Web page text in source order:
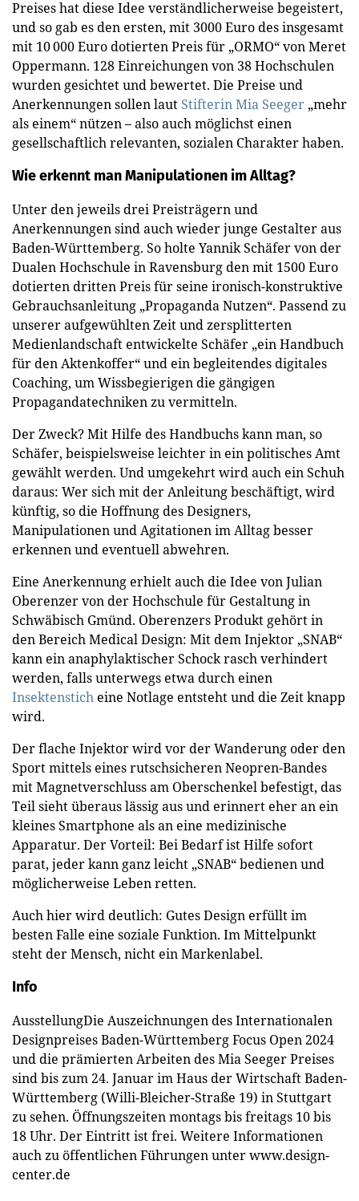
Preises hat diese Idee verständlicherweise begeistert,
und so gab es den ersten, mit 3000 Euro des insgesamt
mit 10 000 Euro dotierten Preis für „ORMO“ von Meret
Oppermann. 128 Einreichungen von 38 Hochschulen
wurden gesichtet und bewertet. Die Preise und
Anerkennungen sollen laut Stifterin Mia Seeger „mehr
als einem“ nützen – also auch möglichst einen
gesellschaftlich relevanten, sozialen Charakter haben.
Wie erkennt man Manipulationen im Alltag?
Unter den jeweils drei Preisträgern und
Anerkennungen sind auch wieder junge Gestalter aus
Baden-Württemberg. So holte Yannik Schäfer von der
Dualen Hochschule in Ravensburg den mit 1500 Euro
dotierten dritten Preis für seine ironisch-konstruktive
Gebrauchsanleitung „Propaganda Nutzen“. Passend zu
unserer aufgewühlten Zeit und zersplitterten
Medienlandschaft entwickelte Schäfer „ein Handbuch
für den Aktenkoffer“ und ein begleitendes digitales
Coaching, um Wissbegierigen die gängigen
Propagandatechniken zu vermitteln.
Der Zweck? Mit Hilfe des Handbuchs kann man, so
Schäfer, beispielsweise leichter in ein politisches Amt
gewählt werden. Und umgekehrt wird auch ein Schuh
daraus: Wer sich mit der Anleitung beschäftigt, wird
künftig, so die Hoffnung des Designers,
Manipulationen und Agitationen im Alltag besser
erkennen und eventuell abwehren.
Eine Anerkennung erhielt auch die Idee von Julian
Oberenzer von der Hochschule für Gestaltung in
Schwäbisch Gmünd. Oberenzers Produkt gehört in
den Bereich Medical Design: Mit dem Injektor „SNAB“
kann ein anaphylaktischer Schock rasch verhindert
werden, falls unterwegs etwa durch einen
Insektenstich eine Notlage entsteht und die Zeit knapp
wird.
Der flache Injektor wird vor der Wanderung oder den
Sport mittels eines rutschsicheren Neopren-Bandes
mit Magnetverschluss am Oberschenkel befestigt, das
Teil sieht überaus lässig aus und erinnert eher an ein
kleines Smartphone als an eine medizinische
Apparatur. Der Vorteil: Bei Bedarf ist Hilfe sofort
parat, jeder kann ganz leicht „SNAB“ bedienen und
möglicherweise Leben retten.
Auch hier wird deutlich: Gutes Design erfüllt im
besten Falle eine soziale Funktion. Im Mittelpunkt
steht der Mensch, nicht ein Markenlabel.
Info
AusstellungDie Auszeichnungen des Internationalen
Designpreises Baden-Württemberg Focus Open 2024
und die prämierten Arbeiten des Mia Seeger Preises
sind bis zum 24. Januar im Haus der Wirtschaft Baden-
Württemberg (Willi-Bleicher-Straße 19) in Stuttgart
zu sehen. Öffnungszeiten montags bis freitags 10 bis
18 Uhr. Der Eintritt ist frei. Weitere Informationen
auch zu öffentlichen Führungen unter www.design-
center.de